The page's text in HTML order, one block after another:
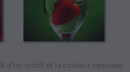
d'un motif et la couleur opposée